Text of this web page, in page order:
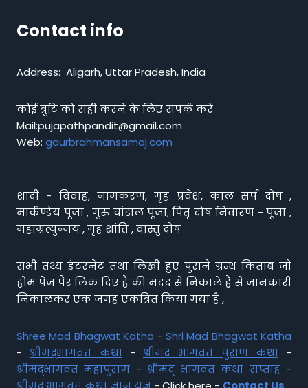
Contact info
Address: Aligarh, Uttar Pradesh, India
कोई त्रुटि को सही करने के लिए संपर्क करें
Mail:pujapathpandit@gmail.com
Web: gaurbrahmansamaj.com
शादी - विवाह, नामकरण, गृह प्रवेश, काल सर्प दोष ,
मार्कण्डेय पूजा , गुरु चांडाल पूजा, पितृ दोष निवारण - पूजा ,
महाम्रत्युन्जय , गृह शांति , वास्तु दोष
सभी तथ्य इंटरनेट तथा लिखी हुए पुराने ग्रन्थ किताब जो
होम पेज पैर लिंक दिए है की मदद से निकाले है से जानकारी
निकालकर एक जगह एकत्रित किया गया है ,
Shree Mad Bhagwat Katha - Shri Mad Bhagwat Katha
- श्रीमद्भागवत कथा- श्रीमद भागवत पुराण कथा-
श्रीमद्भागवत महापुराण - श्रीमद् भागवत कथा सप्ताह-